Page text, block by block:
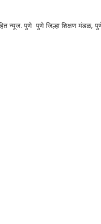
न्यूज. पुणे पुणे जिल्हा शिक्षण